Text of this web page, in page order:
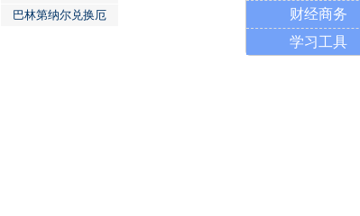
巴林第纳尔兑换厄
财经商务
学习工具